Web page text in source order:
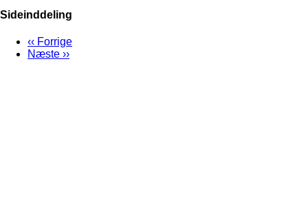
Sideinddeling
‹‹ Forrige
Næste ››